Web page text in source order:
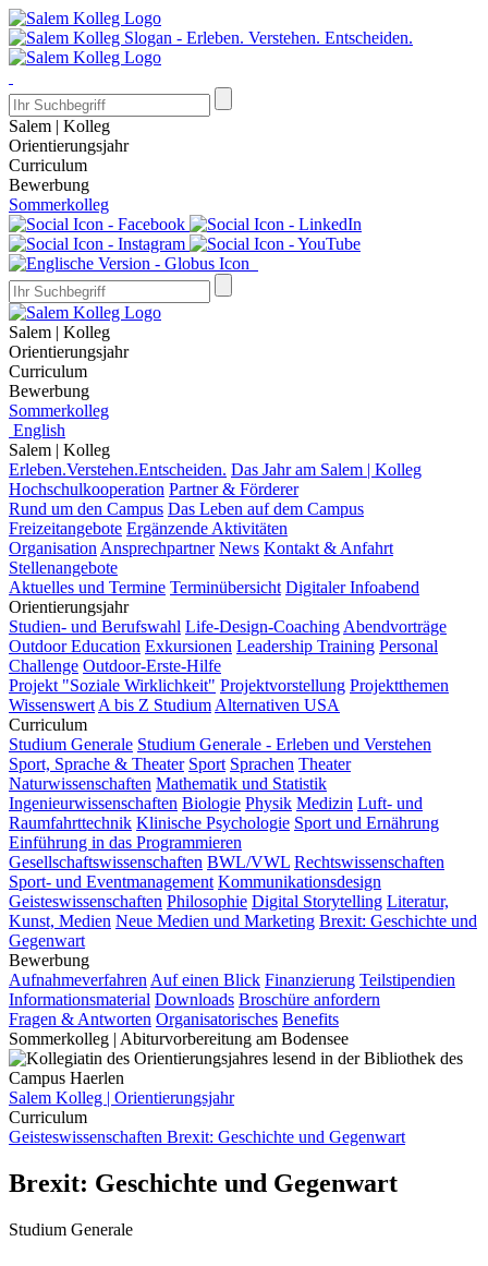
Salem | Kolleg
Orientierungsjahr
Curriculum
Bewerbung
Sommerkolleg
Salem | Kolleg
Orientierungsjahr
Curriculum
Bewerbung
Sommerkolleg
English
Salem | Kolleg
Erleben.Verstehen.Entscheiden. Das Jahr am Salem | Kolleg
Hochschulkooperation Partner & Förderer
Rund um den Campus Das Leben auf dem Campus
Freizeitangebote Ergänzende Aktivitäten
Organisation Ansprechpartner News Kontakt & Anfahrt
Stellenangebote
Aktuelles und Termine Terminübersicht Digitaler Infoabend
Orientierungsjahr
Studien- und Berufswahl Life-Design-Coaching Abendvorträge
Outdoor Education Exkursionen Leadership Training Personal
Challenge Outdoor-Erste-Hilfe
Projekt "Soziale Wirklichkeit" Projektvorstellung Projektthemen
Wissenswert A bis Z Studium Alternativen USA
Curriculum
Studium Generale Studium Generale - Erleben und Verstehen
Sport, Sprache & Theater Sport Sprachen Theater
Naturwissenschaften Mathematik und Statistik
Ingenieurwissenschaften Biologie Physik Medizin Luft- und
Raumfahrttechnik Klinische Psychologie Sport und Ernährung
Einführung in das Programmieren
Gesellschaftswissenschaften BWL/VWL Rechtswissenschaften
Sport- und Eventmanagement Kommunikationsdesign
Geisteswissenschaften Philosophie Digital Storytelling Literatur,
Kunst, Medien Neue Medien und Marketing Brexit: Geschichte und
Gegenwart
Bewerbung
Aufnahmeverfahren Auf einen Blick Finanzierung Teilstipendien
Informationsmaterial Downloads Broschüre anfordern
Fragen & Antworten Organisatorisches Benefits
Sommerkolleg | Abiturvorbereitung am Bodensee
Salem Kolleg | Orientierungsjahr
Curriculum
Geisteswissenschaften Brexit: Geschichte und Gegenwart
Brexit: Geschichte und Gegenwart
Studium Generale